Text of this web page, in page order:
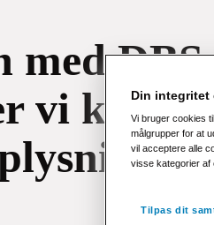
med DBS
vi
Din integritet
Vi bruger cookies
målgrupper for at
vil acceptere alle
visse kategorier
Tilpas dit